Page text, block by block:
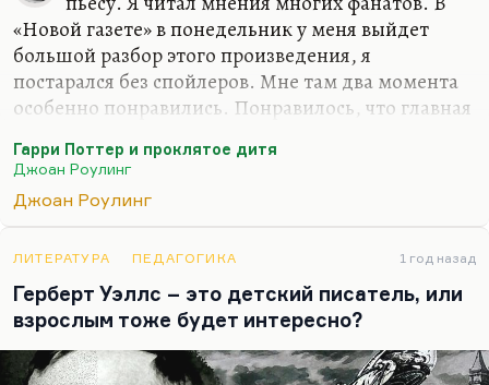
«Новой газете» в понедельник у меня выйдет
большой разбор этого произведения, я
постарался без спойлеров. Мне там два момента
особенно понравились. Понравилось, что главная
Миледи не было. Не сочтите это за спойлер, это
для меня важно. Ну и потом, какие спойлеры?
Всё это давно напечатано в Сети.
Что касается второго важного для меня открытия.
Там потрясающе дана тема родительского
бессилия, когда ты понимаешь, что ты хочешь
мальчика своего или девочку защитить от боли, а
Дамблдор с портрета отвечает: «Боль должна
прийти. И она придёт». И тогда почти
Гарри Поттер и проклятое дитя
Джоан Роулинг
Джоан Роулинг
ЛИТЕРАТУРА ПЕДАГОГИКА 1 год назад
Герберт Уэллс – это детский писатель, или
взрослым тоже будет интересно?